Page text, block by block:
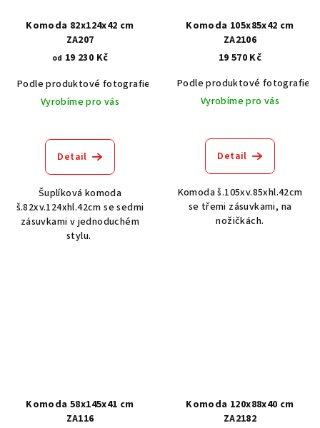
Komoda 82x124x42 cm
ZA207
od 19 230 Kč
Podle produktové fotografie
Akát vintage BT1551
Dub světlý
Vyrobíme pro vás
Detail
Šuplíková komoda
š.82xv.124xhl.42cm se sedmi
zásuvkami v jednoduchém
stylu.
Komoda 105x85x42 cm
ZA2106
19 570 Kč
Podle produktové fotografie
Vyrobíme pro vás
Detail
Komoda š.105xv.85xhl.42cm
se třemi zásuvkami, na
nožičkách.
Komoda 58x145x41 cm
ZA116
Komoda 120x88x40 cm
ZA2182